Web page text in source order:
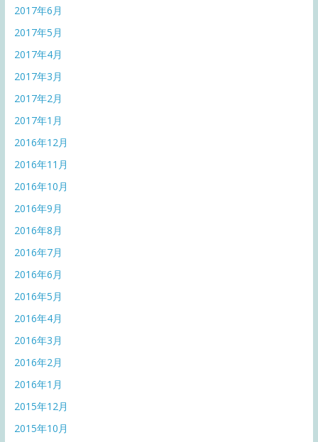
2017年6月
2017年5月
2017年4月
2017年3月
2017年2月
2017年1月
2016年12月
2016年11月
2016年10月
2016年9月
2016年8月
2016年7月
2016年6月
2016年5月
2016年4月
2016年3月
2016年2月
2016年1月
2015年12月
2015年10月